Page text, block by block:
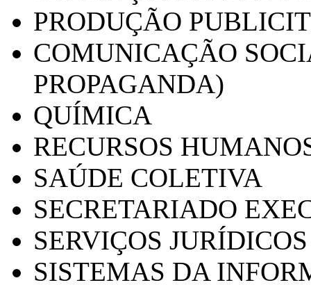
PRODUÇÃO
COMUNICAÇÃO
PROPAGANDA)
QUÍMICA
RECURSOS
SAÚDE COLETIVA
SECRETARIADO
SERVIÇOS
SISTEMAS DA